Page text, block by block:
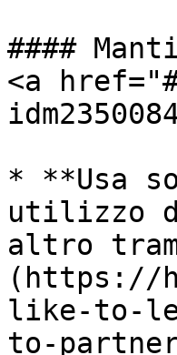
####
<a
* **Usa
utilizzo
altro
(https://
like-to-
to-